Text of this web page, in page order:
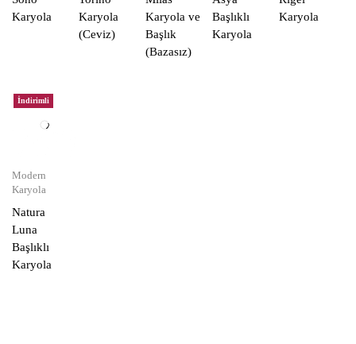
Karyola
Karyola
(Ceviz)
Karyola ve
Başlık
(Bazasız)
Başlıklı
Karyola
Karyola
İndirimli
Modern
Karyola
Natura
Luna
Başlıklı
Karyola